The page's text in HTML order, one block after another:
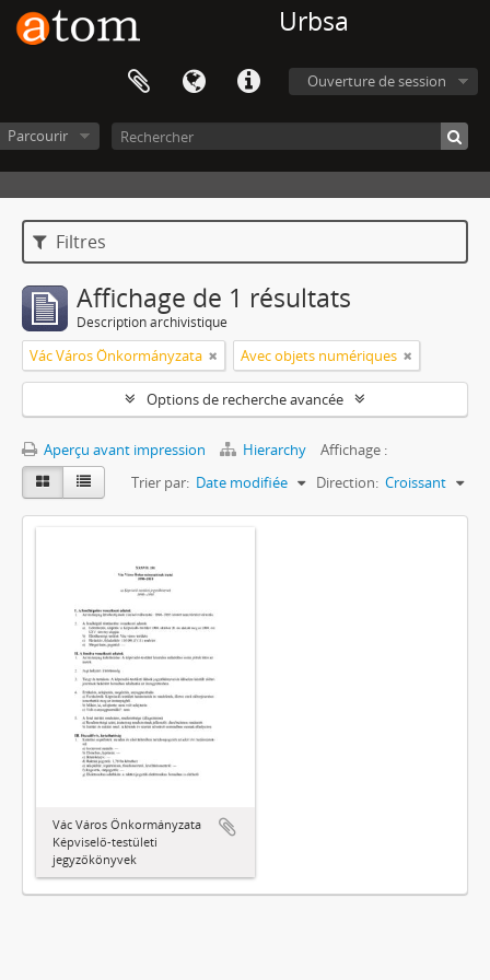
Urbsa
Ouverture de session
Parcourir
Filtres
Affichage de 1 résultats
Description archivistique
Vác Város Önkormányzata Avec objets numériques
Options de recherche avancée
Aperçu avant impression Hierarchy
Affichage :
Trier par: Date modifiée Direction: Croissant
Vác Város Önkormányzata
Képviselő-testületi
jegyzőkönyvek